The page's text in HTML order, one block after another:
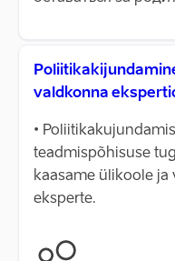
valdkonna
•
teadmispõhisuse
kaasame ülikoole ja
eksperte.